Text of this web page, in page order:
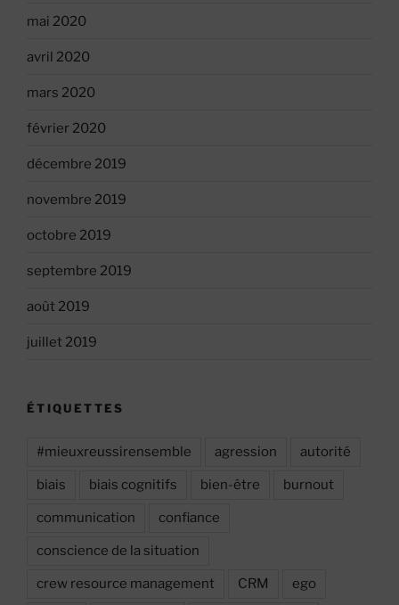
mai 2020
avril 2020
mars 2020
février 2020
décembre 2019
novembre 2019
octobre 2019
septembre 2019
août 2019
juillet 2019
ÉTIQUETTES
#mieuxreussirensemble agression autorité
biais biais cognitifs bien-être burnout
communication confiance
conscience de la situation
crew resource management CRM ego